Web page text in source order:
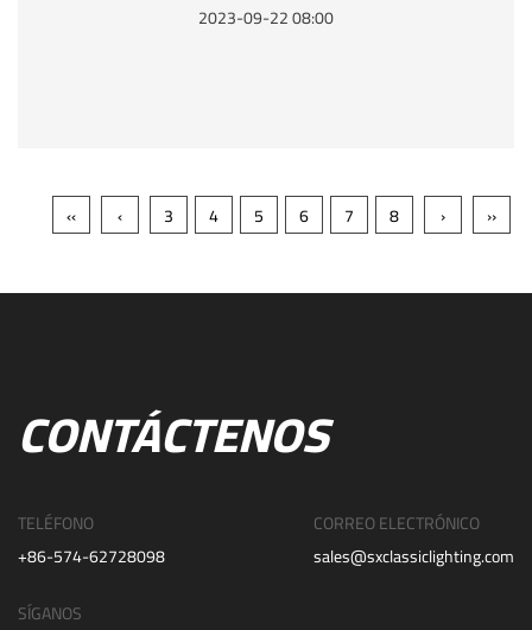
2023-09-22 08:00
‹‹ ‹ 3 4 5 6 7 8 › ››
CONTÁCTENOS
TELÉFONO
+86-574-62728098
CORREO ELECTRÓNICO
sales@sxclassiclighting.com
SÍGANOS